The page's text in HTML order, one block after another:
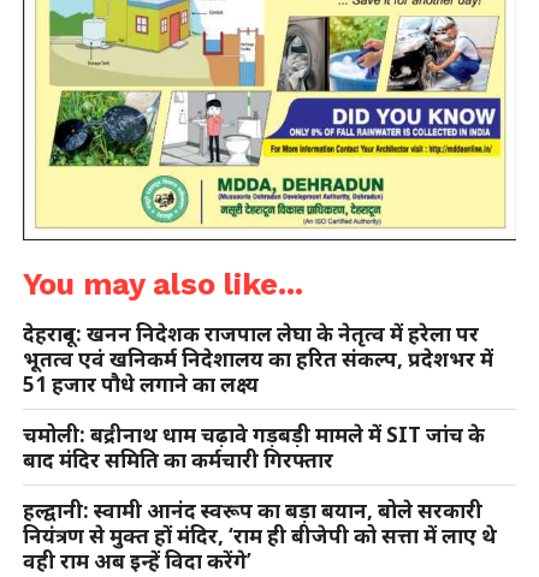
You may also like...
देहरादून: खनन निदेशक राजपाल लेघा के नेतृत्व में हरेला पर
भूतत्व एवं खनिकर्म निदेशालय का हरित संकल्प, प्रदेशभर में
51 हजार पौधे लगाने का लक्ष्य
चमोली: बद्रीनाथ धाम चढ़ावे गड़बड़ी मामले में SIT जांच के
बाद मंदिर समिति का कर्मचारी गिरफ्तार
हल्द्वानी: स्वामी आनंद स्वरूप का बड़ा बयान, बोले सरकारी
नियंत्रण से मुक्त हों मंदिर, ‘राम ही बीजेपी को सत्ता में लाए थे
वही राम अब इन्हें विदा करेंगे’